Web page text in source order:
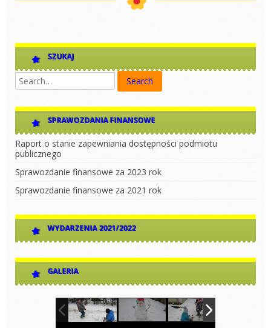
SZUKAJ
SPRAWOZDANIA FINANSOWE
Raport o stanie zapewniania dostępności podmiotu
publicznego
Sprawozdanie finansowe za 2023 rok
Sprawozdanie finansowe za 2021 rok
WYDARZENIA 2021/2022
GALERIA